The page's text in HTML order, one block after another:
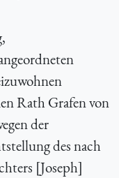
Rath Grafen von
der
des nach
[Joseph]